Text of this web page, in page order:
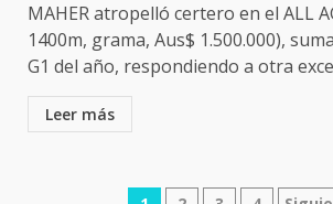
MAHER atropelló certero en el ALL
1400m, grama, Aus$ 1.500.000),
G1 del año, respondiendo a otra
Leer más